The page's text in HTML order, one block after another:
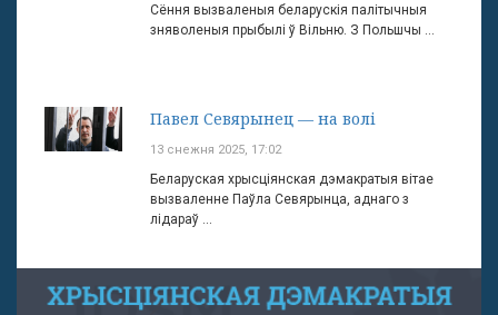
Сёння вызваленыя беларускія палітычныя
зняволеныя прыбылі ў Вільню. З Польшчы ...
Павел Севярынец — на волі
13 снежня 2025, 17:02
Беларуская хрысціянская дэмакратыя вітае
вызваленне Паўла Севярынца, аднаго з
лідараў ...